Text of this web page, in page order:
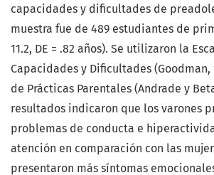
capacidades y dificultades de
muestra fue de 489 estudiantes de
11.2, DE = .82 años). Se utilizaron la
Capacidades y Dificultades (Goodman,
de Prácticas Parentales (Andrade y
resultados indicaron que los varones
problemas de conducta e
atención en comparación con las
presentaron más síntomas